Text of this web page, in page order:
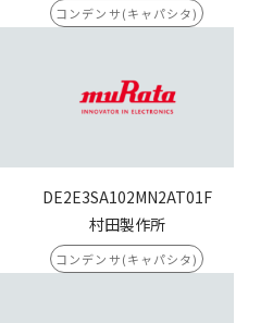
コンデンサ(キャパシタ)
DE2E3SA102MN2AT01F
村田製作所
コンデンサ(キャパシタ)